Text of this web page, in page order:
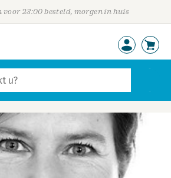
voor 23:00 besteld, morgen in huis